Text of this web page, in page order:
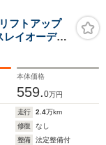
フトアップ
イオーディ
全周囲 両
ライト 社
本体価格
559.0万円
走行 2.4万km
修復
なし
整備
法定整備付